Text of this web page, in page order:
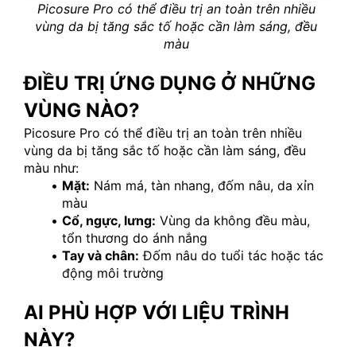
Picosure Pro có thể điều trị an toàn trên nhiều
vùng da bị tăng sắc tố hoặc cần làm sáng, đều
màu
ĐIỀU TRỊ ỨNG DỤNG Ở NHỮNG
VÙNG NÀO?
Picosure Pro có thể điều trị an toàn trên nhiều
vùng da bị tăng sắc tố hoặc cần làm sáng, đều
màu như:
Mặt: Nám má, tàn nhang, đốm nâu, da xỉn
màu
Cổ, ngực, lưng: Vùng da không đều màu,
tổn thương do ánh nắng
Tay và chân: Đốm nâu do tuổi tác hoặc tác
động môi trường
AI PHÙ HỢP VỚI LIỆU TRÌNH
NÀY?